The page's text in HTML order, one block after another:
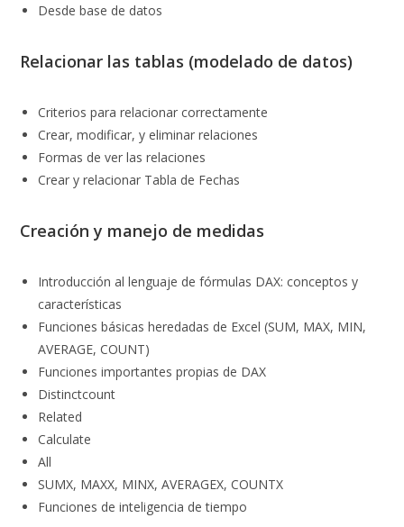
Desde base de datos
Relacionar las tablas (modelado de datos)
Criterios para relacionar correctamente
Crear, modificar, y eliminar relaciones
Formas de ver las relaciones
Crear y relacionar Tabla de Fechas
Creación y manejo de medidas
Introducción al lenguaje de fórmulas DAX: conceptos y
características
Funciones básicas heredadas de Excel (SUM, MAX, MIN,
AVERAGE, COUNT)
Funciones importantes propias de DAX
Distinctcount
Related
Calculate
All
SUMX, MAXX, MINX, AVERAGEX, COUNTX
Funciones de inteligencia de tiempo